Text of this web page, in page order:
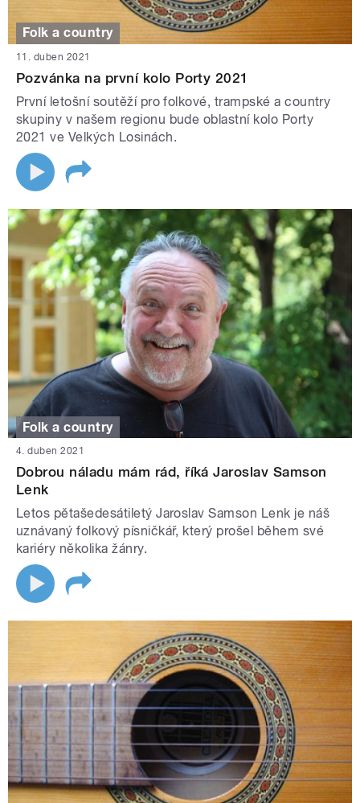
Folk a country
11. duben 2021
Pozvánka na první kolo Porty 2021
První letošní soutěží pro folkové, trampské a country
skupiny v našem regionu bude oblastní kolo Porty
2021 ve Velkých Losinách.
Folk a country
4. duben 2021
Dobrou náladu mám rád, říká Jaroslav Samson
Lenk
Letos pětašedesátiletý Jaroslav Samson Lenk je náš
uznávaný folkový písničkář, který prošel během své
kariéry několika žánry.